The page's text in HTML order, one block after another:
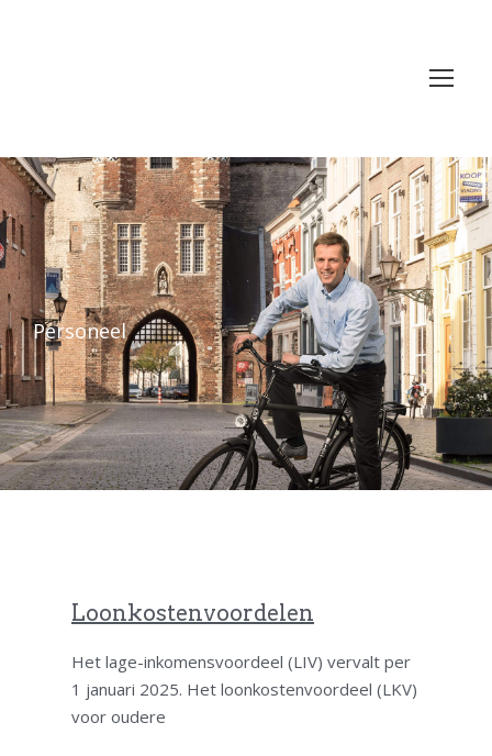
Personeel
Loonkostenvoordelen
Het lage-inkomensvoordeel (LIV) vervalt per
1 januari 2025. Het loonkostenvoordeel (LKV)
voor oudere